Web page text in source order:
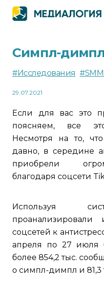
Симпл-
#Исследования
29.07.2021
Если для вас это
поясняем, все
Несмотря на то,
давно, в середине
приобрели
благодаря соцсети
Используя
проанализировали
соцсетей к
апреля по 27 июля
более 854,2 тыс.
о симпл-димпл и 81,3